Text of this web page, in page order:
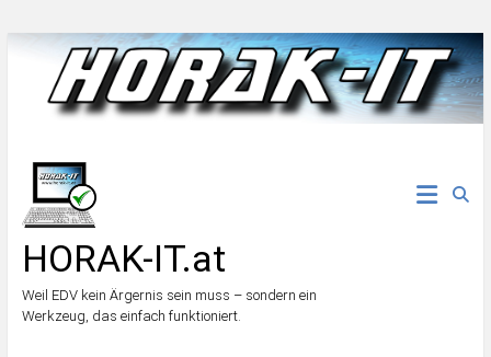
springen
HORAK-IT.at
Weil EDV kein Ärgernis sein muss – sondern ein
Werkzeug, das einfach funktioniert.